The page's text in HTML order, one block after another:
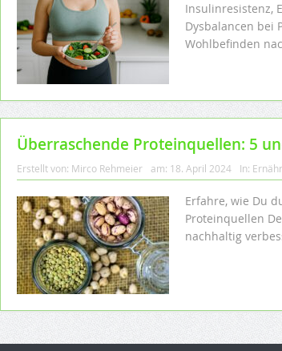
Insulinresistenz,
Dysbalancen bei
Wohlbefinden
Überraschende Proteinquellen: 5
Erstellt von: Mirco Rehmeier am: 18. April 2024 In:
Erfahre, wie Du
Proteinquellen
nachhaltig